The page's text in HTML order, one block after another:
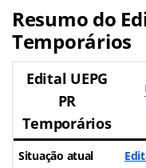
Resumo do
Temporários
Edital UEPG
PR
Temporários
Situação atual